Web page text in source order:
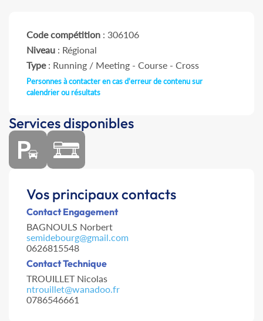
Code compétition : 306106
Niveau : Régional
Type: Running / Meeting - Course - Cross
Personnes à contacter en cas d'erreur de contenu sur
calendrier ou résultats
Services disponibles
Vos principaux contacts
Contact Engagement
BAGNOULS Norbert
semidebourg@gmail.com
0626815548
Contact Technique
TROUILLET Nicolas
ntrouillet@wanadoo.fr
0786546661